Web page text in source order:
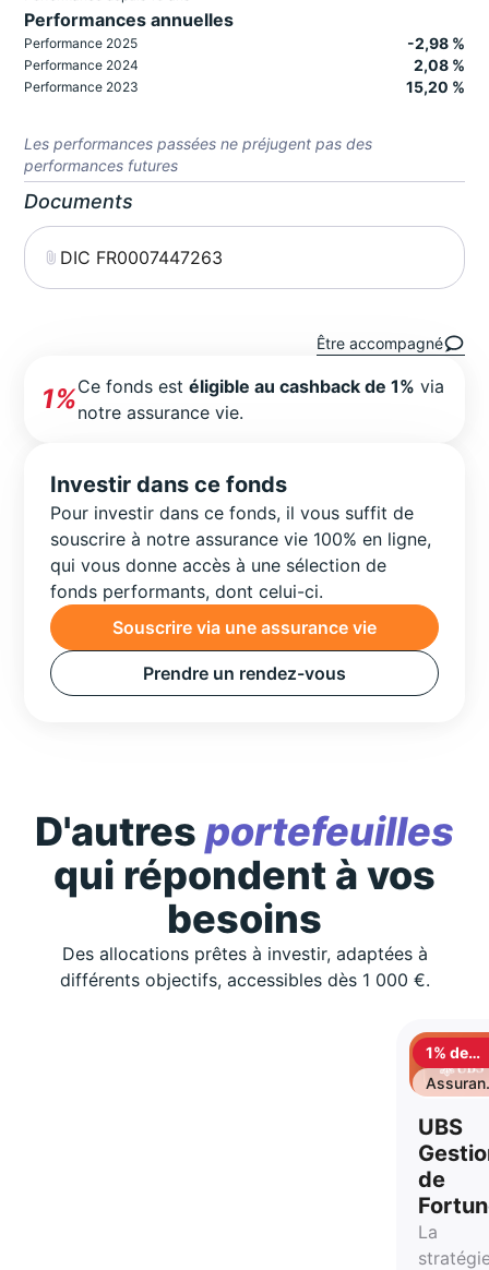
Performances annuelles
Performance 2025 -2,98 %
Performance 2024 2,08 %
Performance 2023 15,20 %
Les performances passées ne préjugent pas des
performances futures
Documents
DIC FR0007447263
Être accompagné
1%Ce fonds estéligible au cashback de 1% via
notre assurance vie.
Investir dans ce fonds
Pour investir dans ce fonds, il vous suffit de
souscrire à notre assurance vie 100% en ligne,
qui vous donne accès à une sélection de
fonds performants, dont celui-ci.
Souscrire via une assurance vie
Prendre un rendez-vous
D'autres portefeuilles
qui répondent à vos
besoins
Des allocations prêtes à investir, adaptées à
différents objectifs, accessibles dès 1 000 €.
1% de
UBS
de
La